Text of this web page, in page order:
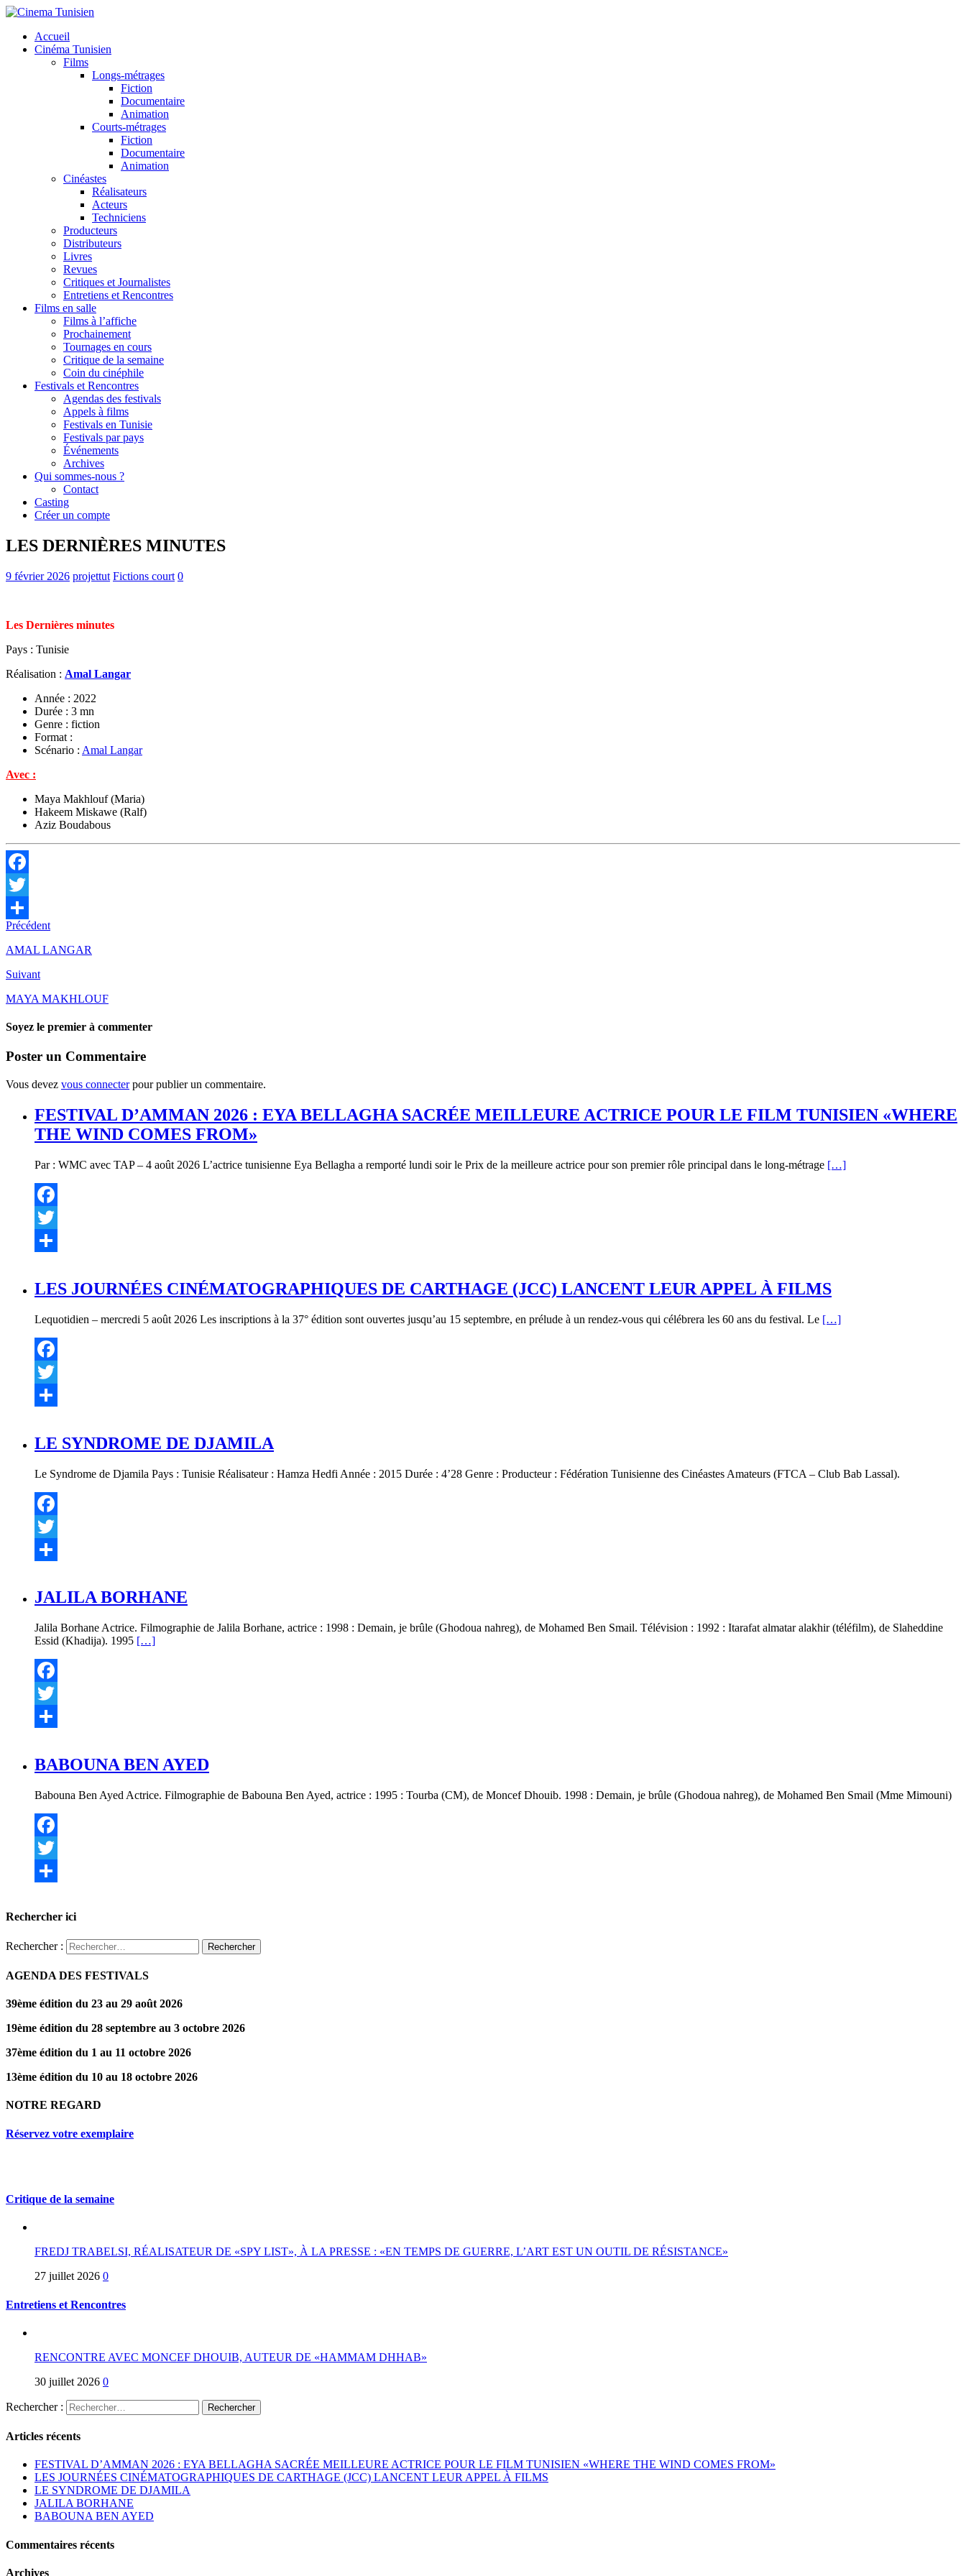
Accueil
Cinéma Tunisien
Films
Longs-métrages
Fiction
Documentaire
Animation
Courts-métrages
Fiction
Documentaire
Animation
Cinéastes
Réalisateurs
Acteurs
Techniciens
Producteurs
Distributeurs
Livres
Revues
Critiques et Journalistes
Entretiens et Rencontres
Films en salle
Films à l’affiche
Prochainement
Tournages en cours
Critique de la semaine
Coin du cinéphile
Festivals et Rencontres
Agendas des festivals
Appels à films
Festivals en Tunisie
Festivals par pays
Événements
Archives
Qui sommes-nous ?
Contact
Casting
Créer un compte
LES DERNIÈRES MINUTES
9 février 2026 projettut Fictions court 0
Les Dernières minutes
Pays : Tunisie
Réalisation : Amal Langar
Année : 2022
Durée : 3 mn
Genre : fiction
Format :
Scénario : Amal Langar
Avec :
Maya Makhlouf (Maria)
Hakeem Miskawe (Ralf)
Aziz Boudabous
Facebook
Twitter
Partager
Précédent
AMAL LANGAR
Suivant
MAYA MAKHLOUF
Soyez le premier à commenter
Poster un Commentaire
Vous devez vous connecterpour publier un commentaire.
FESTIVAL D’AMMAN 2026 : EYA BELLAGHA SACRÉE MEILLEURE ACTRICE POUR LE FILM TUNISIEN «WHERE
THE WIND COMES FROM»
Par : WMC avec TAP – 4 août 2026 L’actrice tunisienne Eya Bellagha a remporté lundi soir le Prix de la meilleure actrice pour son premier rôle principal dans le long-métrage […]
Facebook
Twitter
LES JOURNÉES CINÉMATOGRAPHIQUES DE CARTHAGE (JCC) LANCENT LEUR APPEL À FILMS
Lequotidien – mercredi 5 août 2026 Les inscriptions à la 37° édition sont ouvertes jusqu’au 15 septembre, en prélude à un rendez-vous qui célébrera les 60 ans du festival. Le […]
Facebook
Twitter
LE SYNDROME DE DJAMILA
Le Syndrome de Djamila Pays : Tunisie Réalisateur : Hamza Hedfi Année : 2015 Durée : 4’28 Genre : Producteur : Fédération Tunisienne des Cinéastes Amateurs (FTCA – Club Bab Lassal).
Facebook
Twitter
JALILA BORHANE
Jalila Borhane Actrice. Filmographie de Jalila Borhane, actrice : 1998 : Demain, je brûle (Ghodoua nahreg), de Mohamed Ben Smail. Télévision : 1992 : Itarafat almatar alakhir (téléfilm), de Slaheddine
Essid (Khadija). 1995 […]
Facebook
Twitter
BABOUNA BEN AYED
Babouna Ben Ayed Actrice. Filmographie de Babouna Ben Ayed, actrice : 1995 : Tourba (CM), de Moncef Dhouib. 1998 : Demain, je brûle (Ghodoua nahreg), de Mohamed Ben Smail (Mme Mimouni)
Facebook
Twitter
Rechercher ici
Rechercher :
AGENDA DES FESTIVALS
39ème édition du 23 au 29 août 2026
19ème édition du 28 septembre au 3 octobre 2026
37ème édition du 1 au 11 octobre 2026
13ème édition du 10 au 18 octobre 2026
NOTRE REGARD
Réservez votre exemplaire
Critique de la semaine
FREDJ TRABELSI, RÉALISATEUR DE «SPY LIST», À LA PRESSE : «EN TEMPS DE GUERRE, L’ART EST UN OUTIL DE RÉSISTANCE»
27 juillet 2026 0
Entretiens et Rencontres
RENCONTRE AVEC MONCEF DHOUIB, AUTEUR DE «HAMMAM DHHAB»
30 juillet 2026 0
Rechercher :
Articles récents
FESTIVAL D’AMMAN 2026 : EYA BELLAGHA SACRÉE MEILLEURE ACTRICE POUR LE FILM TUNISIEN «WHERE THE WIND COMES FROM»
LES JOURNÉES CINÉMATOGRAPHIQUES DE CARTHAGE (JCC) LANCENT LEUR APPEL À FILMS
LE SYNDROME DE DJAMILA
JALILA BORHANE
BABOUNA BEN AYED
Commentaires récents
Archives